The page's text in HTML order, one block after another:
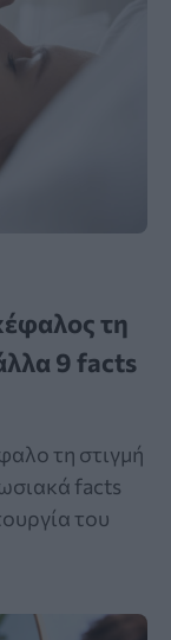
τη
9 facts
τη στιγμή
facts
του